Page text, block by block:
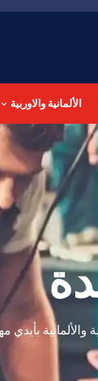
الألمانية والاوربية